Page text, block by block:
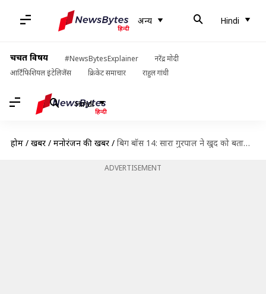
अन्य Hindi
चर्चित विषय #NewsBytesExplainer
नरेंद्र मोदी
आर्टिफिशियल इंटेलिजेंस
क्रिकेट समाचार राहुल गांधी
Hindi
होम / खबरें / मनोरंजन की खबरें / बिग बॉस 14: सारा गुरपाल ने खुद को बताया सिंगल, गायक ने दिए शादी के सबूत
ADVERTISEMENT